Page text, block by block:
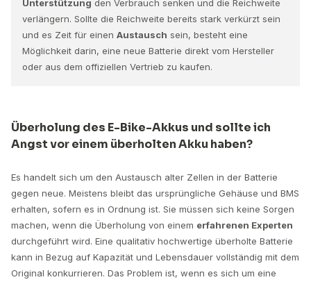
Unterstützung den Verbrauch senken und die Reichweite
verlängern. Sollte die Reichweite bereits stark verkürzt sein
und es Zeit für einen Austausch sein, besteht eine
Möglichkeit darin, eine neue Batterie direkt vom Hersteller
oder aus dem offiziellen Vertrieb zu kaufen.
Überholung des E-Bike-Akkus und sollte ich
Angst vor einem überholten Akku haben?
Es handelt sich um den Austausch alter Zellen in der Batterie
gegen neue. Meistens bleibt das ursprüngliche Gehäuse und BMS
erhalten, sofern es in Ordnung ist. Sie müssen sich keine Sorgen
machen, wenn die Überholung von einem erfahrenen Experten
durchgeführt wird. Eine qualitativ hochwertige überholte Batterie
kann in Bezug auf Kapazität und Lebensdauer vollständig mit dem
Original konkurrieren. Das Problem ist, wenn es sich um eine